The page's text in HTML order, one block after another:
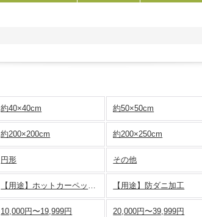
約40×40cm 約50×50cm
約200×200cm 約200×250cm
円形 その他
【用途】ホットカーペット対応 【用途】防ダニ加工
10,000円〜19,999円 20,000円〜39,999円